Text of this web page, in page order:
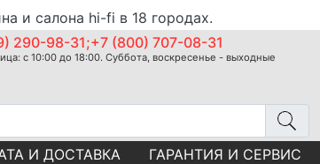
и салона hi-fi в 18 городах.
290-98-31;+7 (800) 707-08-31
с 10:00 до 18:00. Суббота, воскресенье - выходные
И ДОСТАВКА ГАРАНТИЯ И СЕРВИС